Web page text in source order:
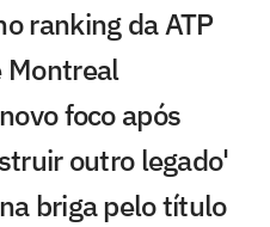
ranking da ATP
Montreal
foco após
outro legado'
briga pelo título